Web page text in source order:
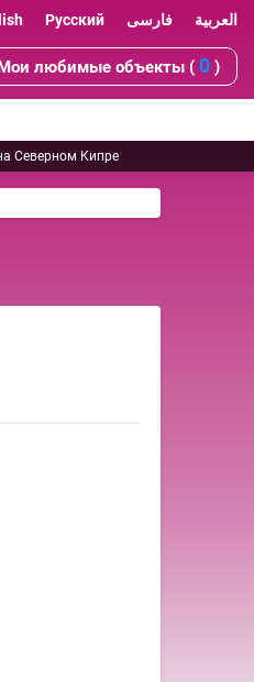
Русский فارسی العربية
любимые объекты ( 0 )
Северном Кипре